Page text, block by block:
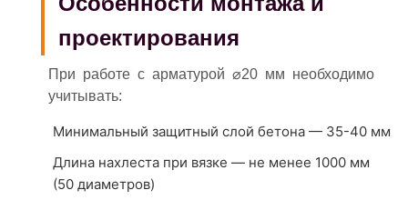
проектирования
При работе с арматурой ⌀20 мм необходимо
учитывать:
Минимальный защитный слой бетона — 35-40 мм
Длина нахлеста при вязке — не менее 1000 мм
(50 диаметров)